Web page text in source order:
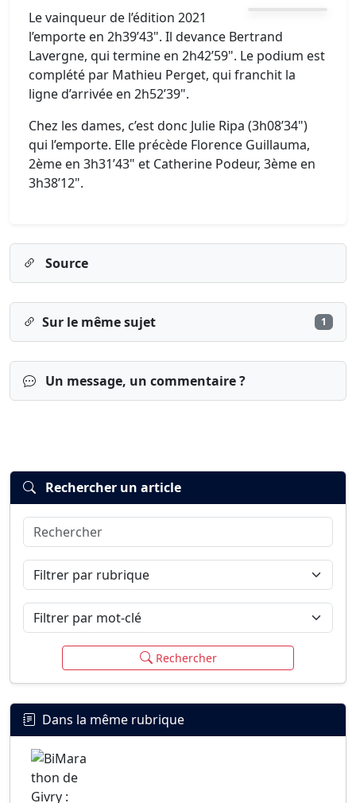
Le vainqueur de l’édition 2021
l’emporte en 2h39’43". Il devance Bertrand
Lavergne, qui termine en 2h42’59". Le podium est
complété par Mathieu Perget‏, qui franchit la
ligne d’arrivée en 2h52’39".
Chez les dames, c’est donc Julie Ripa (3h08’34")
qui l’emporte. Elle précède Florence Guillauma,
2ème en 3h31’43" et Catherine Podeur, 3ème en
3h38’12".
Source
Sur le même sujet 1
Un message, un commentaire ?
Connexion
Rechercher un article
Rechercher
Filtrer par rubrique
Filtrer par mot-clé
Rechercher
Dans la même rubrique